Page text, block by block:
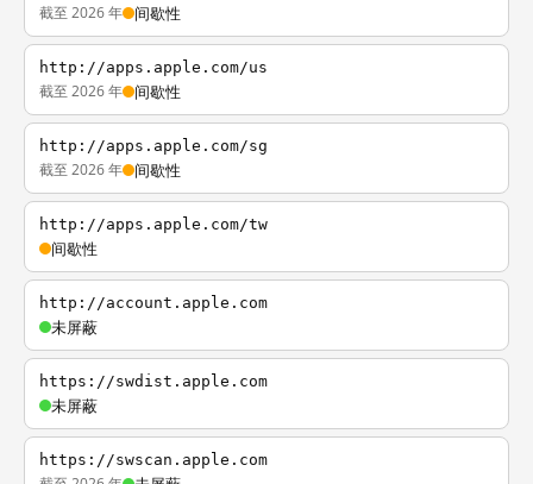
截至 2026 年 间歇性
http://apps.apple.com/us
截至 2026 年 间歇性
http://apps.apple.com/sg
截至 2026 年 间歇性
http://apps.apple.com/tw
间歇性
http://account.apple.com
未屏蔽
https://swdist.apple.com
未屏蔽
https://swscan.apple.com